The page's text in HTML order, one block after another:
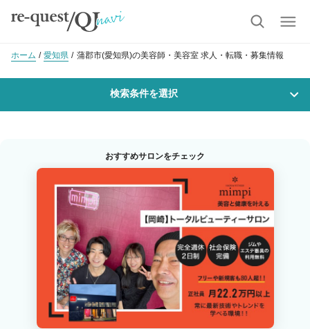
ホーム 愛知県 蒲郡市(愛知県)の美容師・美容室 求人・転職・募集情報
検索条件を選択
沿線・駅を選択
技能ランク
美容師スタイリスト 美容師アシスタント
おすすめサロンをチェック